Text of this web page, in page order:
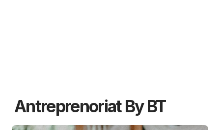
Antreprenoriat By BT